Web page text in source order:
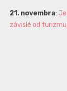
21. novembra:
závislé od